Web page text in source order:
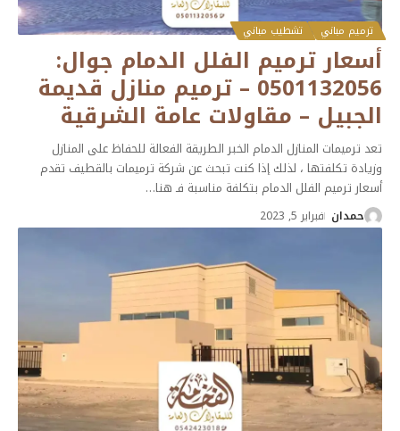
ترميم مباني تشطيب مباني
أسعار ترميم الفلل الدمام جوال:
0501132056 – ترميم منازل قديمة
الجبيل – مقاولات عامة الشرقية
تعد ترميمات المنازل الدمام الخبر الطريقة الفعالة للحفاظ على المنازل
وزيادة تكلفتها ، لذلك إذا كنت تبحث عن شركة ترميمات بالقطيف تقدم
أسعار ترميم الفلل الدمام بتكلفة مناسبة فـ هنا…
حمدان فبراير 5, 2023